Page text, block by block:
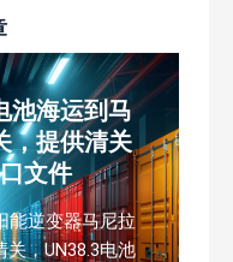
池海运到马
，提供清关
文件
能逆变器马尼拉
，UN38.3电池